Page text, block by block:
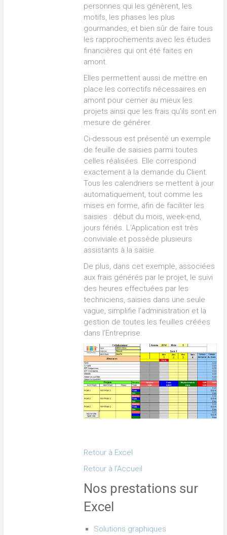
personnes qui les génèrent, les
motifs, les phases les plus
gourmandes, et bien sûr de faire tous
les rapprochements avec les études
financières qui ont été faites en
amont.
Elles permettent aussi de mettre en
place les correctifs nécessaires en
amont pour cerner au mieux les
projets ainsi que les frais qu’ils sont en
mesure de générer.
Ci-dessous est présenté un exemple
de feuille de saisies parmi toutes
celles réalisées. Elle correspond
exactement à la demande du Client.
Tous les calendriers se mettent à jour
automatiquement, tout comme les
mises en forme, afin de faciliter les
saisies : début du mois, week-end,
jours fériés. L’Application est très
conviviale et possède plusieurs
assistants à la saisie.
De plus, dans cet exemple, associées
aux frais générés par le projet, le suivi
des heures effectuées par les
techniciens, saisies dans une seule
vague, simplifie l’administration et la
gestion de toutes les feuilles créées
dans l’Entreprise.
Retour à Excel
Retour à l’Accueil
Nos prestations sur
Excel
Solutions graphiques